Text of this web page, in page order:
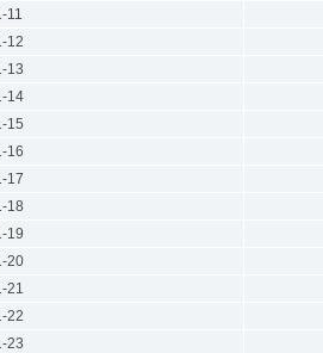
11
12
13
14
15
16
17
18
19
20
21
22
23